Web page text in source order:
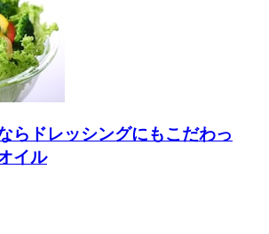
らドレッシングにもこだわっ
イル